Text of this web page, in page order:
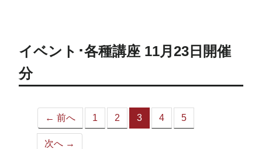
イベント･各種講座 11月23日開催
分
← 前へ 1 2 3
（こ
4 5
次へ →